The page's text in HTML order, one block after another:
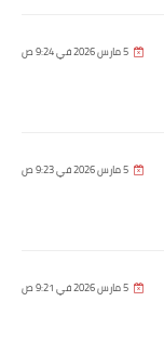
5 مارس 2026 في 9:24 ص
5 مارس 2026 في 9:23 ص
5 مارس 2026 في 9:21 ص